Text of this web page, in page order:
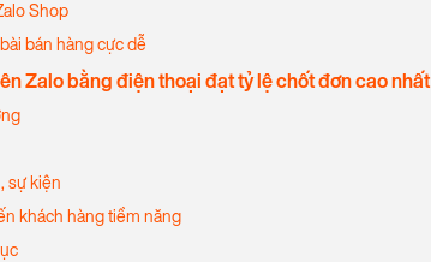
Shop
bán hàng cực dễ
Zalo bằng điện thoại đạt tỷ lệ chốt đơn cao nhất
sự kiện
khách hàng tiềm năng